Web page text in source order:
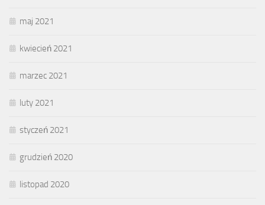
maj 2021
kwiecień 2021
marzec 2021
luty 2021
styczeń 2021
grudzień 2020
listopad 2020